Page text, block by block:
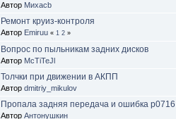
Автор Михаcb
Ремонт круиз-контроля
Автор Emiruu « 1 2»
Вопрос по пыльникам задних дисков
Автор McTiTeJl
Толчки при движении в АКПП
Автор dmitriy_mikulov
Пропала задняя передача и ошибка p0716
Автор Антонушкин